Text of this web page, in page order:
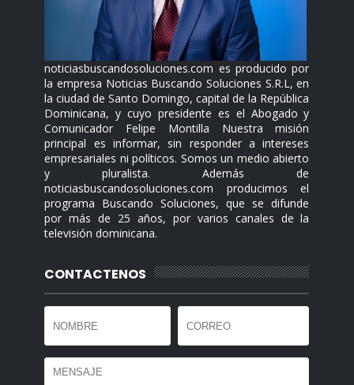
noticiasbuscandosoluciones.com es producido por
la empresa Noticias Buscando Soluciones S.R.L, en
la ciudad de Santo Domingo, capital de la República
Dominicana, y cuyo presidente es el Abogado y
Comunicador Felipe Montilla Nuestra misión
principal es informar, sin responder a intereses
empresariales ni políticos. Somos un medio abierto
y pluralista. Además de
noticiasbuscandosoluciones.com producimos el
programa Buscando Soluciones, que se difunde
por más de 25 años, por varios canales de la
televisión dominicana.
CONTACTENOS